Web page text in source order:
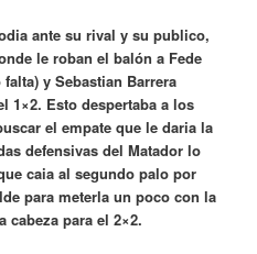
ante su rival y su publico,
le roban el balón a Fede
y Sebastian Barrera
1×2. Esto despertaba a los
el empate que le daria la
defensivas del Matador lo
caia al segundo palo por
para meterla un poco con la
cabeza para el 2×2.